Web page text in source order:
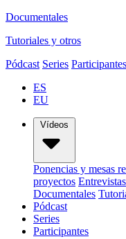
Documentales
Tutoriales y otros
Pódcast Series Participantes
ES
EU
Vídeos
Ponencias y mesas
proyectos
Documentales
Pódcast
Series
Participantes